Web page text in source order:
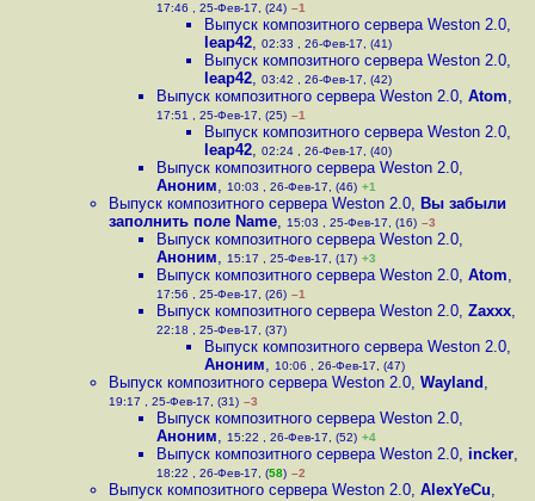
17:46 , 25-Фев-17, (24) –1
Выпуск композитного сервера Weston 2.0,
leap42, 02:33 , 26-Фев-17, (41)
Выпуск композитного сервера Weston 2.0,
leap42, 03:42 , 26-Фев-17, (42)
Выпуск композитного сервера Weston 2.0, Atom,
17:51 , 25-Фев-17, (25) –1
Выпуск композитного сервера Weston 2.0,
leap42, 02:24 , 26-Фев-17, (40)
Выпуск композитного сервера Weston 2.0,
Аноним, 10:03 , 26-Фев-17, (46) +1
Выпуск композитного сервера Weston 2.0, Вы забыли
заполнить поле Name, 15:03 , 25-Фев-17, (16) –3
Выпуск композитного сервера Weston 2.0,
Аноним, 15:17 , 25-Фев-17, (17) +3
Выпуск композитного сервера Weston 2.0, Atom,
17:56 , 25-Фев-17, (26) –1
Выпуск композитного сервера Weston 2.0, Zaxxx,
22:18 , 25-Фев-17, (37)
Выпуск композитного сервера Weston 2.0,
Аноним, 10:06 , 26-Фев-17, (47)
Выпуск композитного сервера Weston 2.0, Wayland ,
19:17 , 25-Фев-17, (31) –3
Выпуск композитного сервера Weston 2.0,
Аноним, 15:22 , 26-Фев-17, (52) +4
Выпуск композитного сервера Weston 2.0, incker,
18:22 , 26-Фев-17, (58) –2
Выпуск композитного сервера Weston 2.0, AlexYeCu,